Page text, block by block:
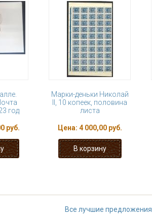
год
руб.
Марки-деньки Николай
II, 10 копеек, половина
листа
Цена: 4 000,00 руб.
Все лучшие предложения